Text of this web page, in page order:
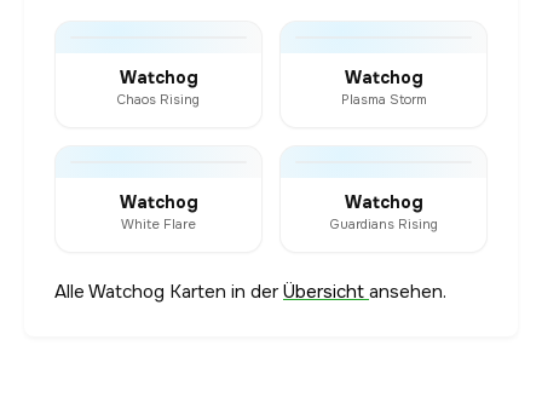
Watchog
Chaos Rising
Watchog
Plasma Storm
Watchog
White Flare
Watchog
Guardians Rising
Alle Watchog Karten in derÜbersicht ansehen.